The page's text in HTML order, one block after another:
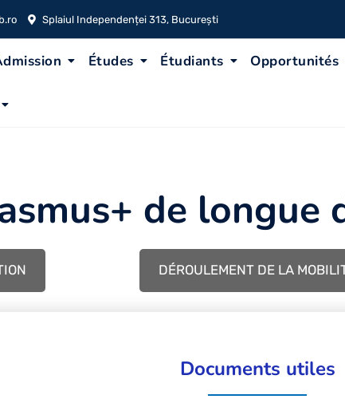
Splaiul Independenței 313, București
Études Étudiants Opportunités
de longue
DÉROULEMENT DE LA
Documents utiles